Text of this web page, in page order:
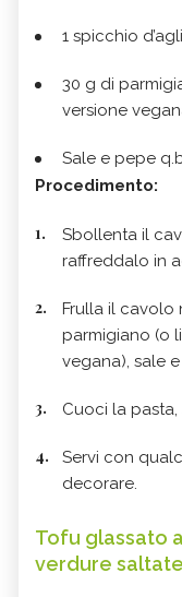
1 spicchio
30 g di
versione
Sale e pepe
Procedimento:
Sbollenta il
raffreddalo in
Frulla il cavolo
parmigiano (o
vegana), sale
Cuoci la
Servi con
decorare.
Tofu glassato
verdure saltate